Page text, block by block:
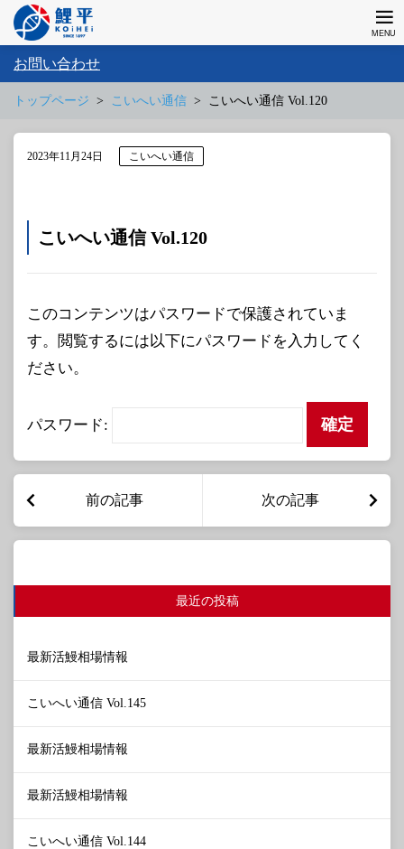
お問い合わせ
トップページ こいへい通信 こいへい通信 Vol.120
2023年11月24日 こいへい通信
こいへい通信 Vol.120
このコンテンツはパスワードで保護されていま
す。閲覧するには以下にパスワードを入力してく
ださい。
パスワード:
前の記事 次の記事
最近の投稿
最新活鰻相場情報
こいへい通信 Vol.145
最新活鰻相場情報
最新活鰻相場情報
こいへい通信 Vol.144